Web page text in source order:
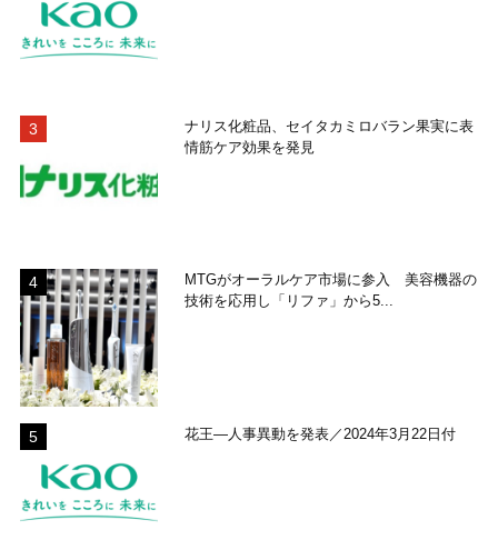
ナリス化粧品、セイタカミロバラン果実に表
情筋ケア効果を発見
MTGがオーラルケア市場に参入 美容機器の
技術を応用し「リファ」から5...
花王―人事異動を発表／2024年3月22日付